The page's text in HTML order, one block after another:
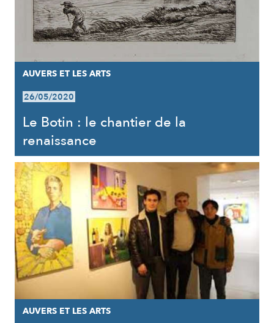
AUVERS ET LES ARTS
26/05/2020
Le Botin : le chantier de la
renaissance
AUVERS ET LES ARTS